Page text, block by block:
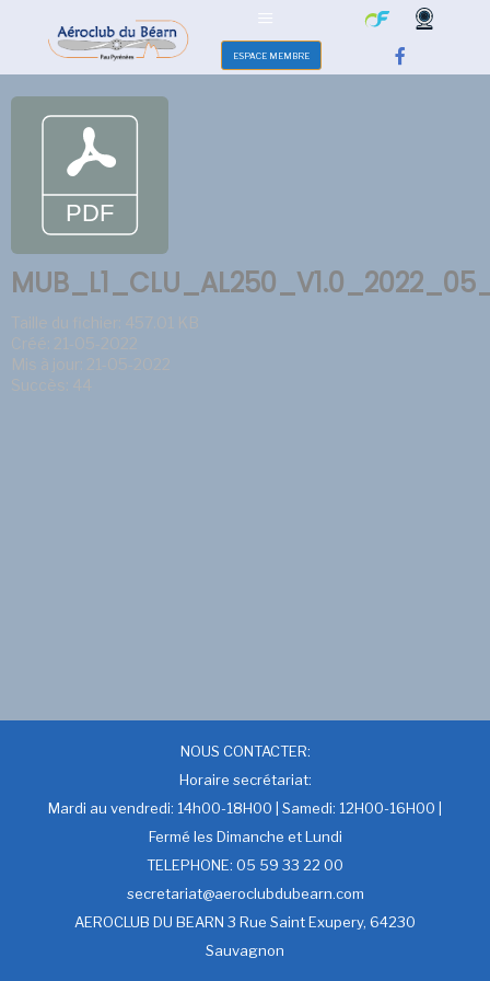
ESPACE MEMBRE
Taille du fichier: 457.01 KB
Créé: 21-05-2022
Mis à jour: 21-05-2022
Succès: 44
NOUS CONTACTER:
Horaire secrétariat:
Mardi au vendredi: 14h00-18H00 | Samedi: 12H00-16H00 |
Fermé les Dimanche et Lundi
TELEPHONE: 05 59 33 22 00
secretariat@aeroclubdubearn.com
AEROCLUB DU BEARN 3 Rue Saint Exupery, 64230
Sauvagnon